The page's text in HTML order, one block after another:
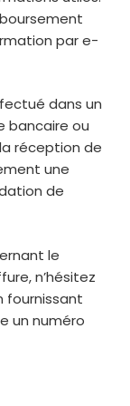
par e-
dans un
bancaire ou
réception de
une
de
le
n’hésitez
fournissant
un numéro